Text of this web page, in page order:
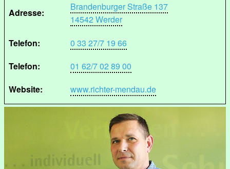
Adresse:
Brandenburger Straße 137
14542 Werder
Telefon:
0 33 27/7 19 66
Telefon:
01 62/7 02 89 00
Website:
www.richter-mendau.de